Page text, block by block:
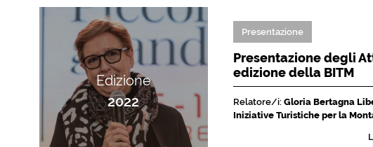
Edizione
2022
Presentazione
Presentazione degli
edizione della BITM
Relatore/i: Gloria Bertagna
Iniziative Turistiche per la